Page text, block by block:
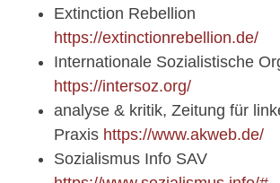
Extinction Rebellion
https://extinctionrebellion.de/
Internationale Sozialistische
https://intersoz.org/
analyse & kritik, Zeitung für
Praxis https://www.akweb.de/
Sozialismus Info SAV